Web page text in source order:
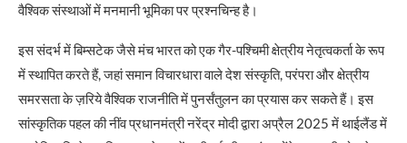
वैश्विक संस्थाओं में मनमानी भूमिका पर प्रश्नचिन्ह है।
इस संदर्भ में बिम्सटेक जैसे मंच भारत को एक गैर-पश्चिमी क्षेत्रीय नेतृत्वकर्ता के रूप
में स्थापित करते हैं, जहां समान विचारधारा वाले देश संस्कृति, परंपरा और क्षेत्रीय
समरसता के ज़रिये वैश्विक राजनीति में पुनर्संतुलन का प्रयास कर सकते हैं। इस
सांस्कृतिक पहल की नींव प्रधानमंत्री नरेंद्र मोदी द्वारा अप्रैल 2025 में थाईलैंड में